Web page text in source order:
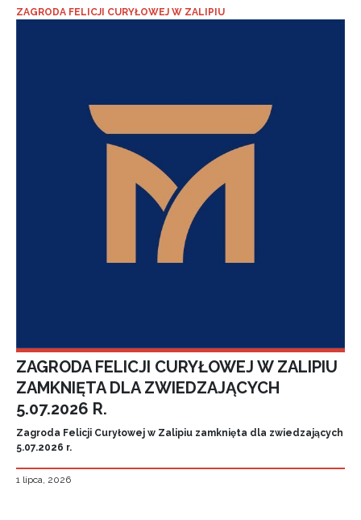
ZAGRODA FELICJI CURYŁOWEJ W ZALIPIU
ZAGRODA FELICJI CURYŁOWEJ W ZALIPIU
ZAMKNIĘTA DLA ZWIEDZAJĄCYCH
5.07.2026 R.
Zagroda Felicji Curyłowej w Zalipiu zamknięta dla zwiedzających
5.07.2026 r.
1 lipca, 2026